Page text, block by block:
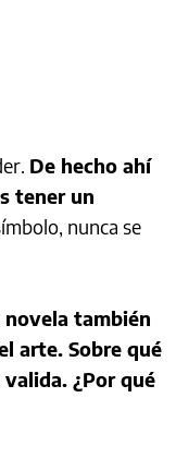
De hecho ahí
tener un
nunca se
novela también
arte. Sobre qué
¿Por qué